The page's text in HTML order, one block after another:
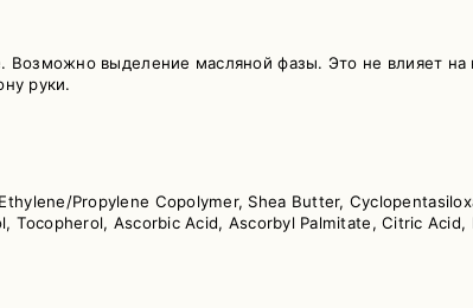
выделение масляной фазы. Это не влияет на
руки.
Propylene Copolymer, Shea Butter,
Tocopherol, Ascorbic Acid, Ascorbyl Palmitate, Citric